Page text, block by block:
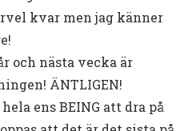
kvar men jag känner
och nästa vecka är
ÄNTLIGEN!
ens BEING att dra på